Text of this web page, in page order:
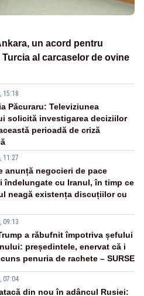
un acord pentru
al carcaselor de ovine
15:18
Păcuraru: Televiziunea
solicită investigarea deciziilor
perioadă de criză
11:27
anunță negocieri de pace
îndelungate cu Iranul, în timp ce
neagă existența discuțiilor cu
09:13
a răbufnit împotriva șefului
președintele, enervat că i
penuria de rachete – SURSE
07:04
din nou în adâncul Rusiei: